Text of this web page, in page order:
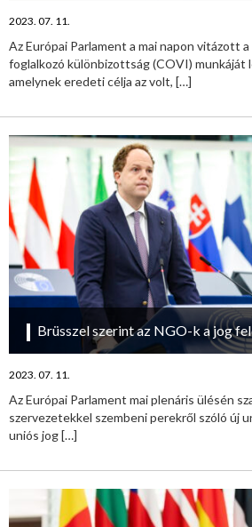
2023. 07. 11.
Az Európai Parlament a mai napon vitázott
foglalkozó különbizottság (COVI) munkáját
amelynek eredeti célja az volt, […]
Brüsszel szerint az NGO-k a jog
2023. 07. 11.
Az Európai Parlament mai plenáris ülésén
szervezetekkel szembeni perekről szóló új
uniós jog[…]